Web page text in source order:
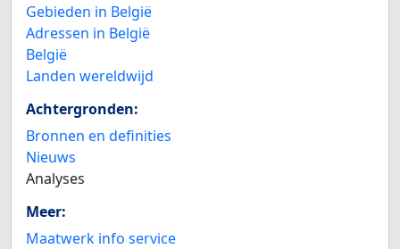
Gebieden in België
Adressen in België
België
Landen wereldwijd
Achtergronden:
Bronnen en definities
Nieuws
Analyses
Meer:
Maatwerk info service